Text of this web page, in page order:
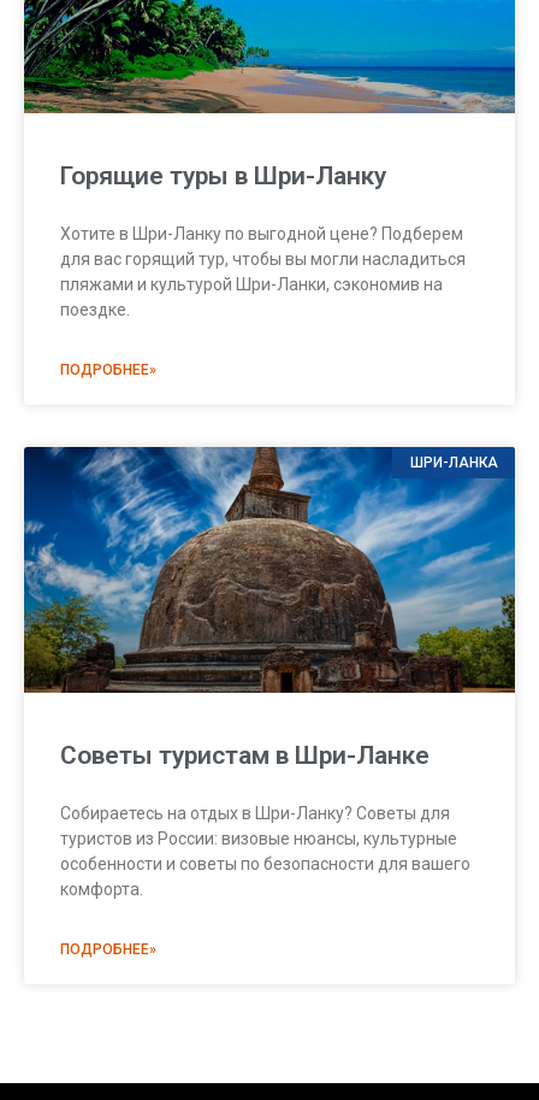
Горящие туры в Шри-Ланку
Хотите в Шри-Ланку по выгодной цене? Подберем
для вас горящий тур, чтобы вы могли насладиться
пляжами и культурой Шри-Ланки, сэкономив на
поездке.
ПОДРОБНЕЕ»
ШРИ-ЛАНКА
Советы туристам в Шри-Ланке
Собираетесь на отдых в Шри-Ланку? Советы для
туристов из России: визовые нюансы, культурные
особенности и советы по безопасности для вашего
комфорта.
ПОДРОБНЕЕ»